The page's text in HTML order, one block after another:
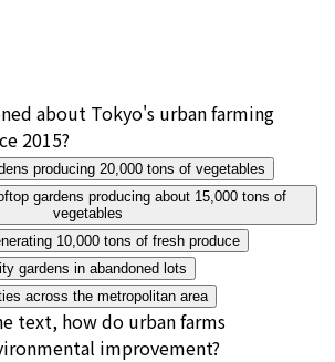
about Tokyo's urban farming
2015?
producing 20,000 tons of vegetables
gardens producing about 15,000 tons of
vegetables
10,000 tons of fresh produce
gardens in abandoned lots
across the metropolitan area
text, how do urban farms
improvement?